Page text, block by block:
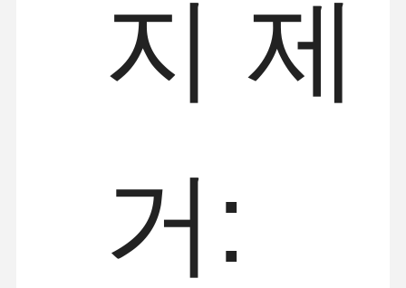
지 제
거: